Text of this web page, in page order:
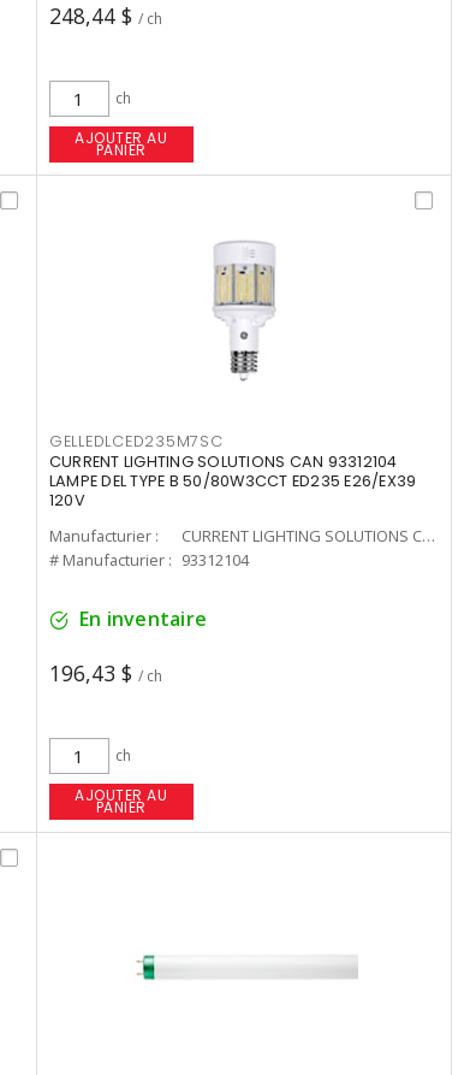
248,44 $ / ch
ch
AJOUTER AU
PANIER
GELLEDLCED235M7SC
CURRENT LIGHTING SOLUTIONS CAN 93312104
LAMPE DEL TYPE B 50/80W3CCT ED235 E26/EX39
120V
Manufacturier :
CURRENT LIGHTING SOLUTIONS CAN
# Manufacturier : 93312104
En inventaire
196,43 $ / ch
ch
AJOUTER AU
PANIER